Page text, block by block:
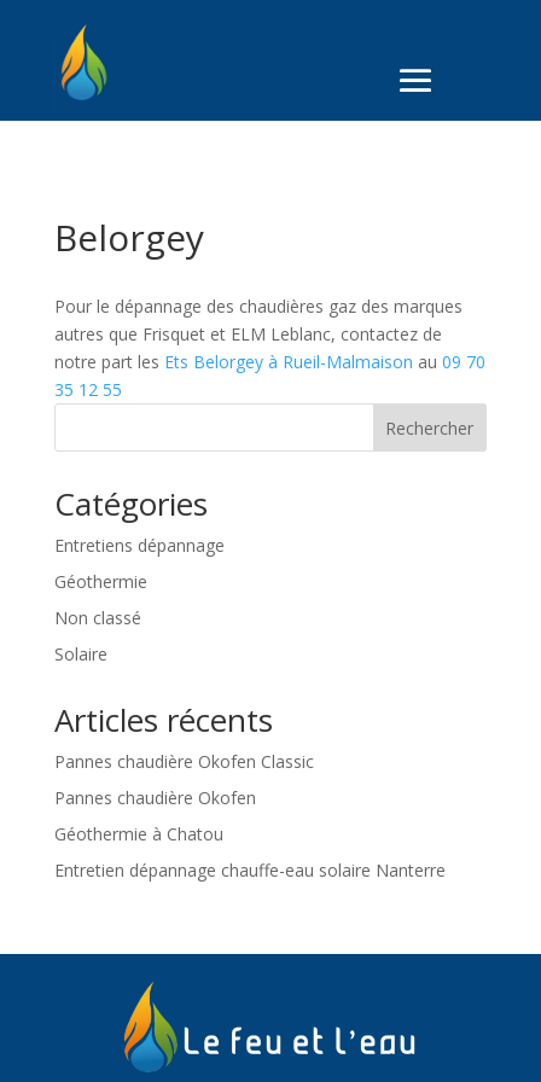
Belorgey
Pour le dépannage des chaudières gaz des marques
autres que Frisquet et ELM Leblanc, contactez de
notre part les Ets Belorgey à Rueil-Malmaison au 09 70
35 12 55
Rechercher
Catégories
Entretiens dépannage
Géothermie
Non classé
Solaire
Articles récents
Pannes chaudière Okofen Classic
Pannes chaudière Okofen
Géothermie à Chatou
Entretien dépannage chauffe-eau solaire Nanterre